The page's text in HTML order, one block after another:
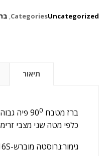
CategoriesUncategorized
תיאור
ברז מטבח 90 0
פיה
כלפי מטה שני מצבי
גימור:נרוסטה מוברש-F16S